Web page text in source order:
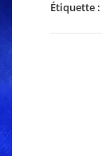
Étiquette :